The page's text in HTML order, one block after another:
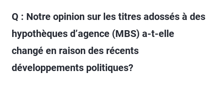
Q : Notre opinion sur les titres adossés à des
hypothèques d’agence (MBS) a-t-elle
changé en raison des récents
développements politiques?